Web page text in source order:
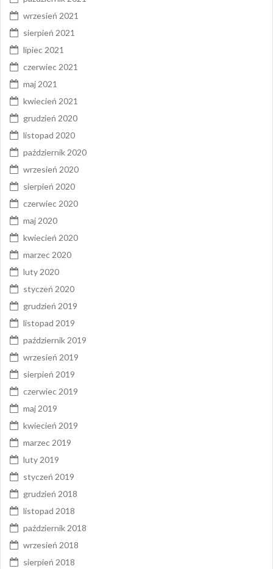
wrzesień 2021
sierpień 2021
lipiec 2021
czerwiec 2021
maj 2021
kwiecień 2021
grudzień 2020
listopad 2020
październik 2020
wrzesień 2020
sierpień 2020
czerwiec 2020
maj 2020
kwiecień 2020
marzec 2020
luty 2020
styczeń 2020
grudzień 2019
listopad 2019
październik 2019
wrzesień 2019
sierpień 2019
czerwiec 2019
maj 2019
kwiecień 2019
marzec 2019
luty 2019
styczeń 2019
grudzień 2018
listopad 2018
październik 2018
wrzesień 2018
sierpień 2018